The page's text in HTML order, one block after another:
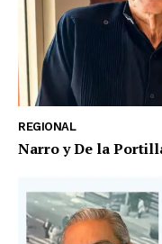
REGIONAL
Narro y De la